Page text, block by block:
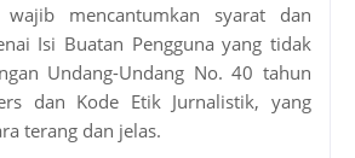
mencantumkan syarat dan
Isi Buatan Pengguna yang tidak
Undang-Undang No. 40 tahun
dan Kode Etik Jurnalistik, yang
terang dan jelas.